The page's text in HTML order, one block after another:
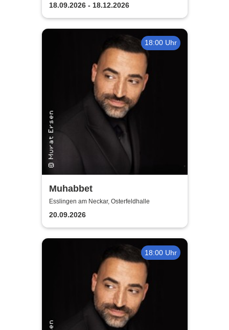
18.09.2026 - 18.12.2026
18:00 Uhr
Muhabbet
Esslingen am Neckar, Osterfeldhalle
20.09.2026
18:00 Uhr